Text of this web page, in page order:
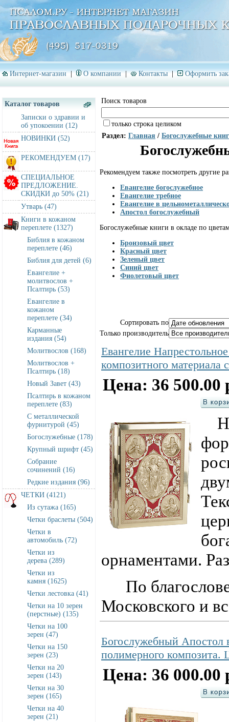
Интернет-магазин | О компании | Контакты | Оформить
Каталог товаров
Записки о здравии и
об упокоении (12)
НОВИНКИ (52)
РЕКОМЕНДУЕМ (17)
СПЕЦИАЛЬНОЕ
ПРЕДЛОЖЕНИЕ.
СКИДКИ до 50% (21)
Утварь (47)
Книги в кожаном
переплете (1327)
Библия в кожаном
переплете (46)
Библия для детей (6)
Евангелие +
молитвослов +
Псалтирь (53)
Евангелие в
кожаном
переплете (34)
Карманные
издания (54)
Молитвослов (168)
Молитвослов +
Псалтирь (18)
Новый Завет (43)
Псалтирь в кожаном
переплете (83)
С металлической
фурнитурой (45)
Богослужебные (178)
Крупный шрифт (45)
Собрание
сочинений (16)
Редкие издания (96)
ЧЕТКИ (4121)
Из сутажа (165)
Четки браслеты (504)
Четки в
автомобиль (72)
Четки из
дерева (289)
Четки из
камня (1625)
Четки лестовка (41)
Четки на 10 зерен
(перстные) (135)
Четки на 100
зерен (47)
Четки на 150
зерен (23)
Четки на 20
зерен (143)
Четки на 30
зерен (165)
Четки на 40
зерен (21)
Поиск товаров
только строка целиком
Раздел: Главная / Богослужебные
Рекомендуем также посмотреть другие
Евангелие богослужебное
Евангелие требное
Евангелие в
Апостол богослужебный
Богослужебные книги в окладе по
Бронзовый цвет
Красный цвет
Зеленый цвет
Синий цвет
Фиолетовый цвет
Сортировать по
Только производитель
Евангелие
композитного
Цена: 36 500.00
орнаментами.
По
Московского и
Богослужебный Апостол
полимерного
Цена: 36 000.00